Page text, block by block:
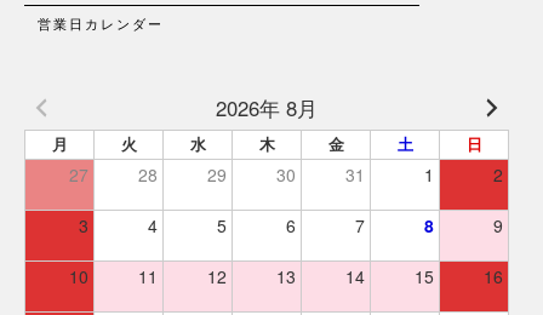
営業日カレンダー
2026年 8月
月 火 水 木 金 土 日
27 28 29 30 31 1 2
3 4 5 6 7 8 9
10 11 12 13 14 15 16